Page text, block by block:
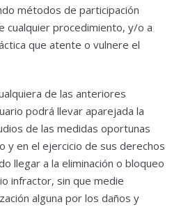
métodos de participación
cualquier procedimiento, y/o a
que atente o vulnere el
de las anteriores
podrá llevar aparejada la
de las medidas oportunas
y en el ejercicio de sus derechos
llegar a la eliminación o bloqueo
infractor, sin que medie
alguna por los daños y